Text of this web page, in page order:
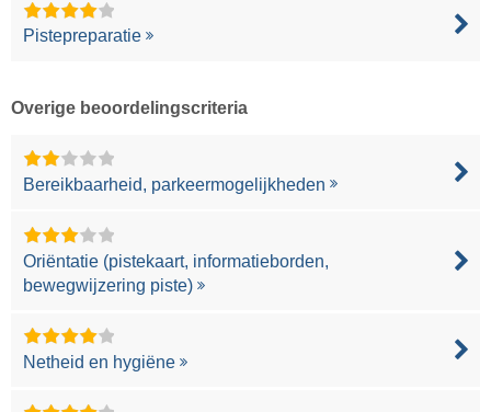
Pistepreparatie
Overige beoordelingscriteria
Bereikbaarheid, parkeermogelijkheden
Oriëntatie (pistekaart, informatieborden,
bewegwijzering piste)
Netheid en hygiëne